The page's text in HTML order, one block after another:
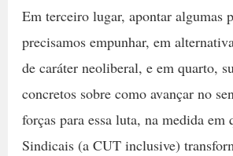
Em terceiro lugar, apontar algumas
precisamos empunhar, em
de caráter neoliberal, e em quarto,
concretos sobre como avançar no
forças para essa luta, na medida em
Sindicais (a CUT inclusive)